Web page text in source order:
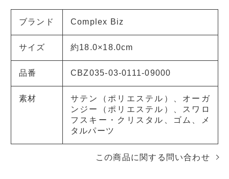
ブランド Complex Biz
サイズ 約18.0×18.0cm
品番 CBZ035-03-0111-09000
素材
サテン（ポリエステル）、オーガ
ンジー（ポリエステル）、スワロ
フスキー・クリスタル、ゴム、メ
タルパーツ
この商品に関する問い合わせ